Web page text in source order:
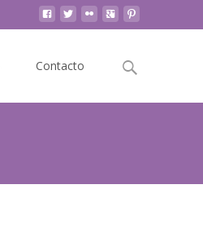
Contacto
Buscar
por: